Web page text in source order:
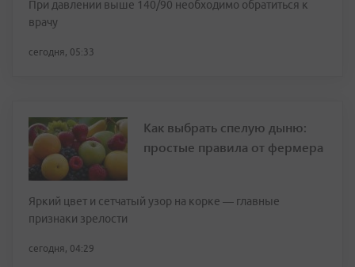
При давлении выше 140/90 необходимо обратиться к
врачу
сегодня, 05:33
Как выбрать спелую дыню:
простые правила от фермера
Яркий цвет и сетчатый узор на корке — главные
признаки зрелости
сегодня, 04:29